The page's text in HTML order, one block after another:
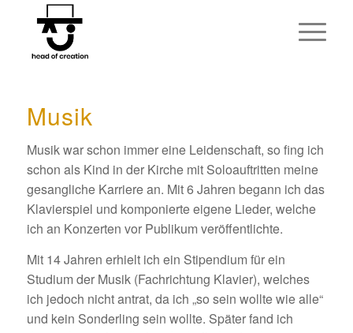
Musik
Musik war schon immer eine Leidenschaft, so fing ich
schon als Kind in der Kirche mit Soloauftritten meine
gesangliche Karriere an. Mit 6 Jahren begann ich das
Klavierspiel und komponierte eigene Lieder, welche
ich an Konzerten vor Publikum veröffentlichte.
Mit 14 Jahren erhielt ich ein Stipendium für ein
Studium der Musik (Fachrichtung Klavier), welches
ich jedoch nicht antrat, da ich „so sein wollte wie alle“
und kein Sonderling sein wollte. Später fand ich